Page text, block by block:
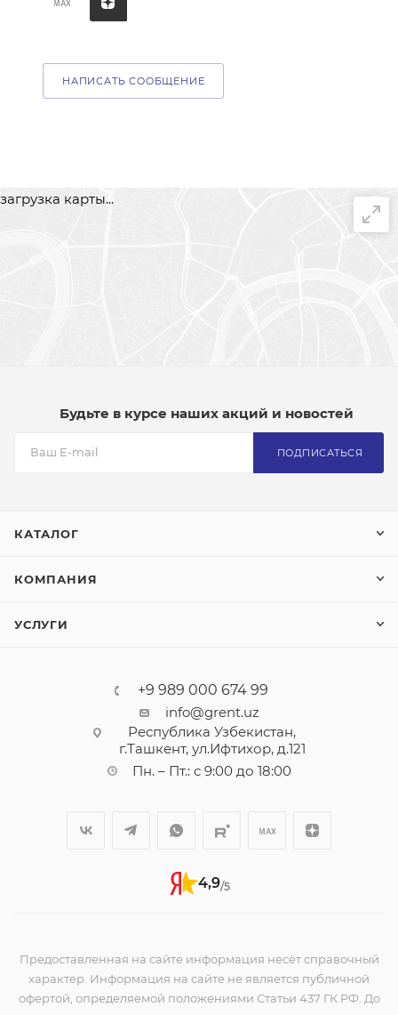
НАПИСАТЬ СООБЩЕНИЕ
загрузка карты...
Будьте в курсе наших акций и новостей
ПОДПИСАТЬСЯ
КАТАЛОГ
КОМПАНИЯ
УСЛУГИ
+9 989 000 674 99
info@grent.uz
Республика Узбекистан,
г.Ташкент, ул.Ифтихор, д.121
Пн. – Пт.: с 9:00 до 18:00
4,9/5
Предоставленная на сайте информация несёт справочный
характер. Информация на сайте не является публичной
офертой, определяемой положениями Статьи 437 ГК РФ. До